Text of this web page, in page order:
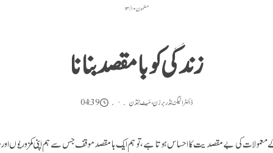
مضمون ۱۰ / ۱۳
زندگی کو با مقصد بنانا
ڈاکٹر الیگزینڈر برزن،مَیٹ لِنڈن 04:39
کی بے مقصدیت کا احساس ہوتا ہے، تو ہم ایک با مقصد موقف جس سے ہم اپنی کمزوریوں اور